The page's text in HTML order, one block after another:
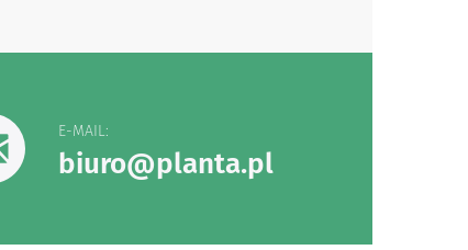
E-MAIL:
biuro@planta.pl